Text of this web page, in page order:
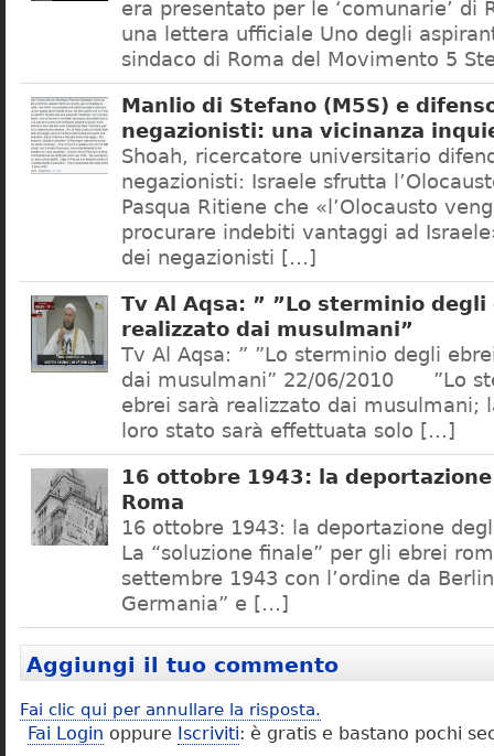
era presentato per le ‘comunarie’ di
una lettera ufficiale Uno degli
sindaco di Roma del Movimento 5
Manlio di Stefano (M5S) e
negazionisti: una vicinanza
Shoah, ricercatore universitario
negazionisti: Israele sfrutta
Pasqua Ritiene che «l’Olocausto
procurare indebiti vantaggi ad
dei negazionisti […]
Tv Al Aqsa: ” ”Lo sterminio degli
realizzato dai musulmani”
Tv Al Aqsa: ” ”Lo sterminio degli
dai musulmani” 22/06/2010 ”Lo
ebrei sarà realizzato dai musulmani;
loro stato sarà effettuata solo […]
16 ottobre 1943: la
Roma
16 ottobre 1943: la deportazione
La “soluzione finale” per gli ebrei
settembre 1943 con l’ordine da
Germania” e […]
Aggiungi il tuo commento
Fai clic qui per annullare la risposta.
Fai Login oppure Iscriviti: è gratis e bastano pochi